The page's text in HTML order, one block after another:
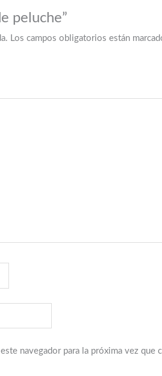
peluche”
Los campos obligatorios están
navegador para la próxima vez que